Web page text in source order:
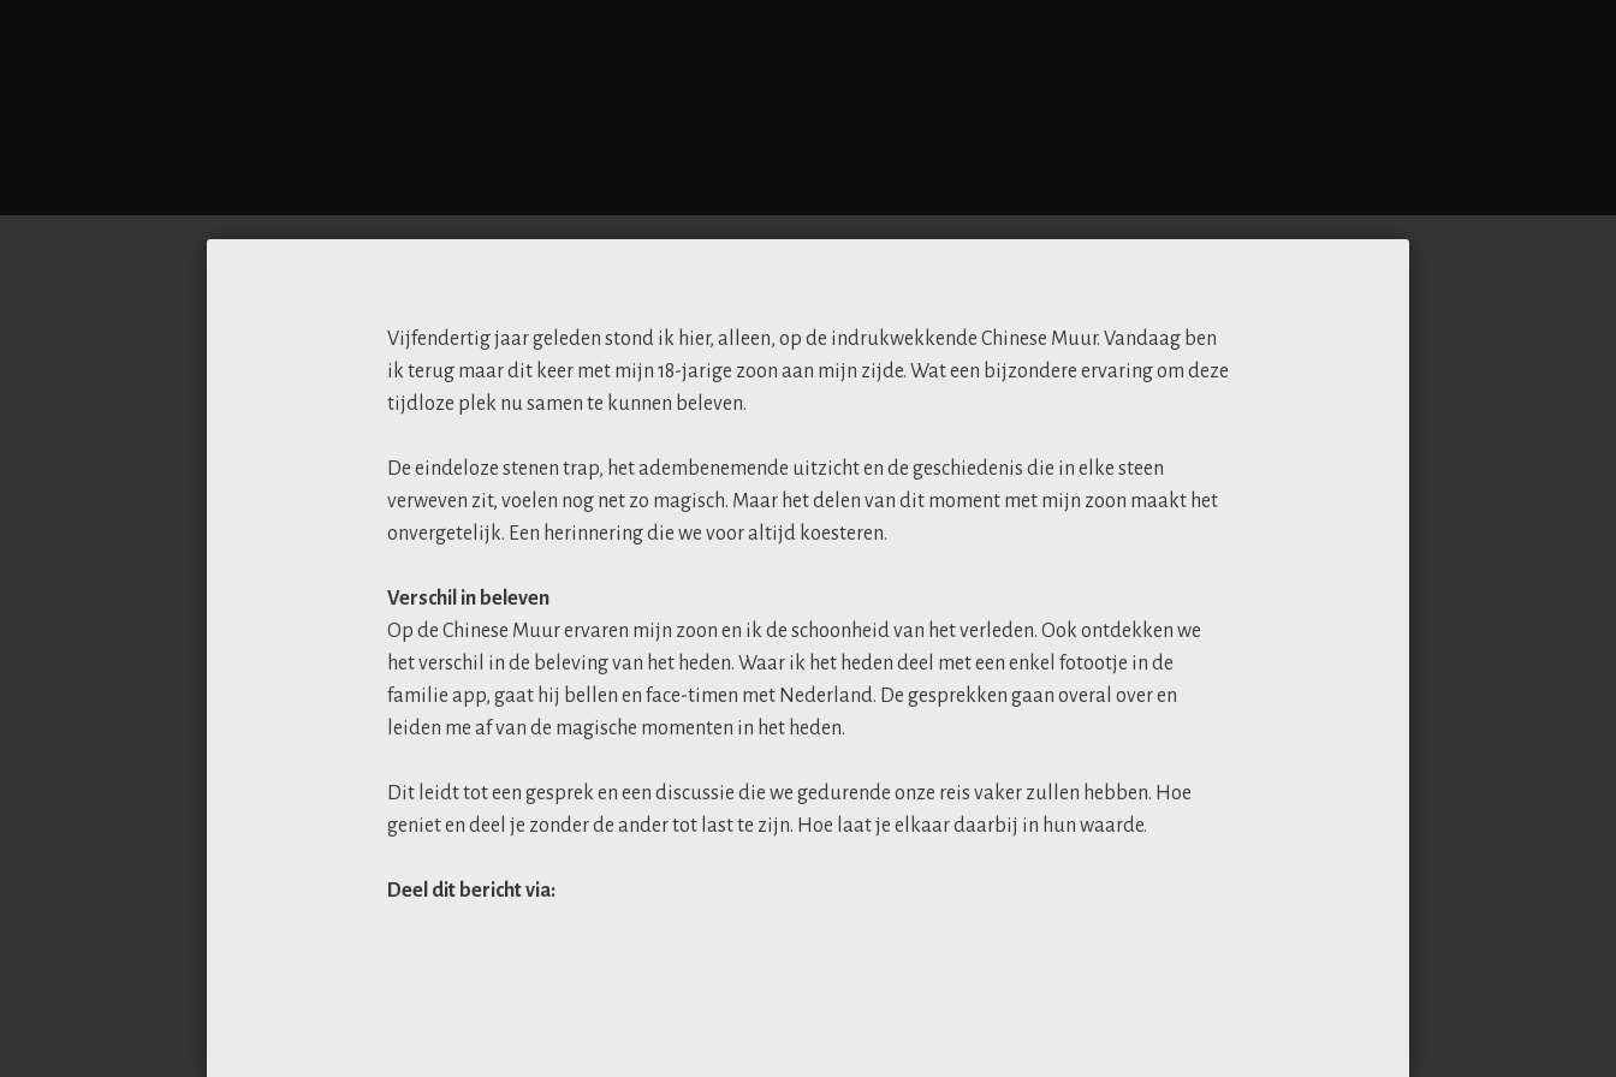
Vijfendertig jaar geleden stond ik hier, alleen, op de indrukwekkende Chinese Muur. Vandaag ben
ik terug maar dit keer met mijn 18-jarige zoon aan mijn zijde. Wat een bijzondere ervaring om deze
tijdloze plek nu samen te kunnen beleven.
De eindeloze stenen trap, het adembenemende uitzicht en de geschiedenis die in elke steen
verweven zit, voelen nog net zo magisch. Maar het delen van dit moment met mijn zoon maakt het
onvergetelijk. Een herinnering die we voor altijd koesteren.
Verschil in beleven
Op de Chinese Muur ervaren mijn zoon en ik de schoonheid van het verleden. Ook ontdekken we
het verschil in de beleving van het heden. Waar ik het heden deel met een enkel fotootje in de
familie app, gaat hij bellen en face-timen met Nederland. De gesprekken gaan overal over en
leiden me af van de magische momenten in het heden.
Dit leidt tot een gesprek en een discussie die we gedurende onze reis vaker zullen hebben. Hoe
geniet en deel je zonder de ander tot last te zijn. Hoe laat je elkaar daarbij in hun waarde.
Deel dit bericht via: